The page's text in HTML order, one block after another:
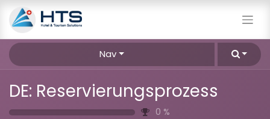
Nav
DE: Reservierungsprozess
0 %